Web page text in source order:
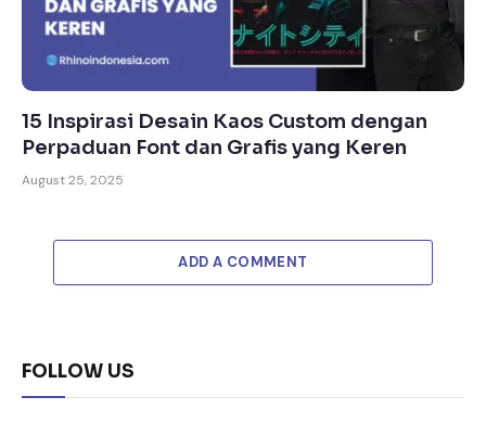
15 Inspirasi Desain Kaos Custom dengan
Perpaduan Font dan Grafis yang Keren
August 25, 2025
ADD A COMMENT
FOLLOW US